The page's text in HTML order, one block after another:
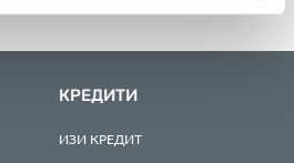
КРЕДИТИ
ИЗИ КРЕДИТ